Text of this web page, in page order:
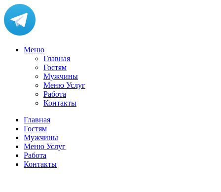
Меню
Главная
Гостям
Мужчины
Меню Услуг
Работа
Контакты
Главная
Гостям
Мужчины
Меню Услуг
Работа
Контакты